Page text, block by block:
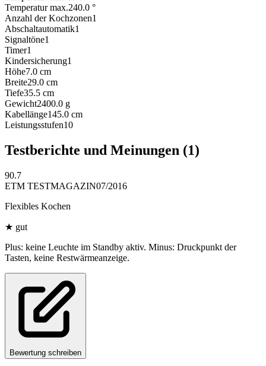
Temperatur max.240.0 °
Anzahl der Kochzonen1
Abschaltautomatik1
Signaltöne1
Timer1
Kindersicherung1
Höhe7.0 cm
Breite29.0 cm
Tiefe35.5 cm
Gewicht2400.0 g
Kabellänge145.0 cm
Leistungsstufen10
Testberichte und Meinungen (1)
90.7
ETM TESTMAGAZIN07/2016
Flexibles Kochen
★ gut
Plus: keine Leuchte im Standby aktiv. Minus: Druckpunkt der
Tasten, keine Restwärmeanzeige.
Bewertung schreiben